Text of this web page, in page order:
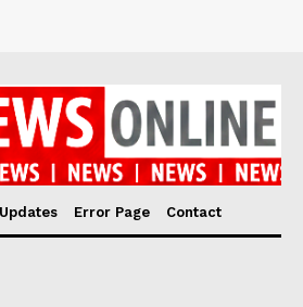
Error Page Contact